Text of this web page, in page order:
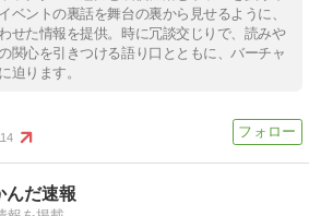
ベントの裏話を舞台の裏から見せるように、
せた情報を提供。時に冗談交じりで、読みや
関心を引きつける語り口とともに、バーチャ
迫ります。
んだ速報